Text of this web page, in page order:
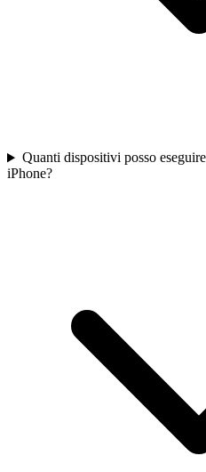
Quanti dispositivi posso
iPhone?